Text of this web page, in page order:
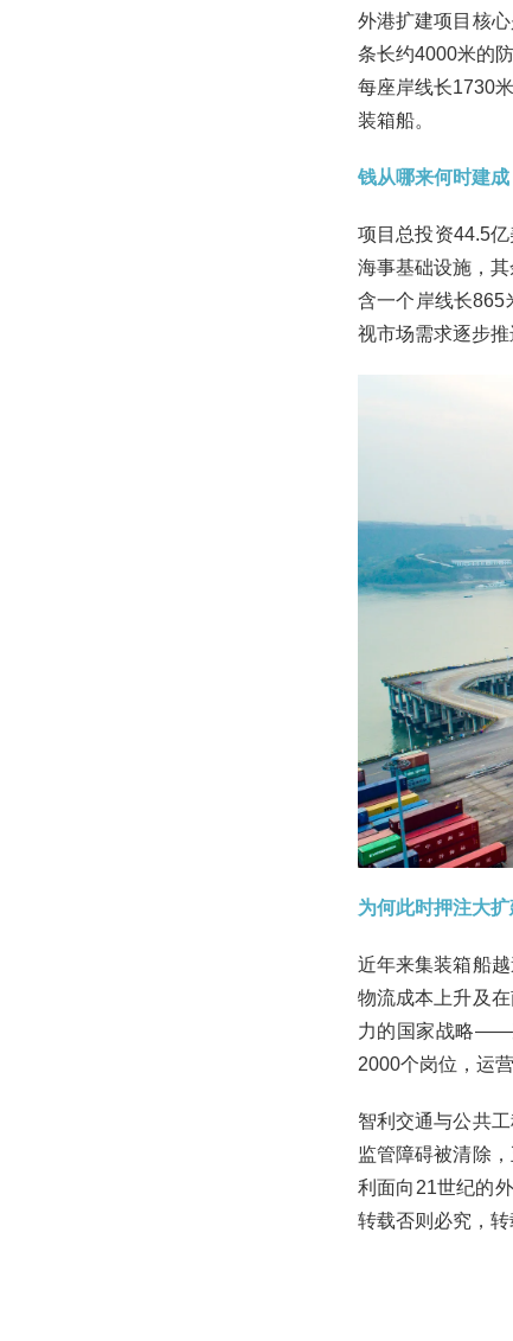
外港扩建项目核
条长约4000米的
每座岸线长1730
装箱船。
钱从哪来何时建成
项目总投资44.5
海事基础设施，
含一个岸线长865
视市场需求逐步推
为何此时押注大扩
近年来集装箱船
物流成本上升及
力的国家战略——
2000个岗位，运
智利交通与公共
监管障碍被清除
利面向21世纪的
转载否则必究，